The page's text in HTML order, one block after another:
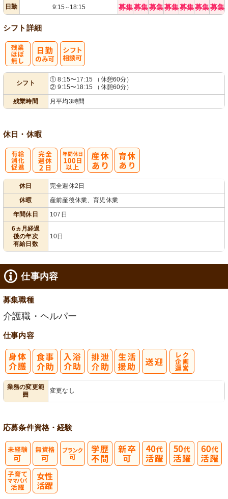
日勤 9:15 ～ 18:15 募集募集募集募集募集募集募集
シフト詳細
シフト
① 8:15〜17:15 （休憩60分）
② 9:15〜18:15 （休憩60分）
残業時間
月平均3時間
休日・休暇
休日
完全週休2日
休暇
産前産後休業、育児休業
年間休日
107日
6ヵ月経過
後の年次
有給日数
10日
仕事内容
募集職種
介護職・ヘルパー
仕事内容
業務の変更範
囲
変更なし
応募条件資格・経験